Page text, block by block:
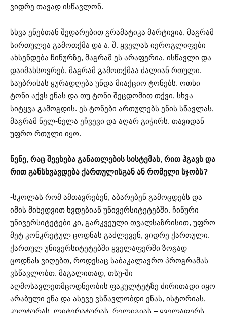
ვიდრე თავად ისწავლონ.
სხვა ენებთან შედარებით გრამატიკა მარტივია, მაგრამ
სირთულეა გამოთქმა და ა. შ. ყველას იეროგლიფები
ახსენდება ჩინურზე, მაგრამ ეს არაფერია, ისწავლი და
დაიმახსოვრებ, მაგრამ გამოთქმაა ძალიან რთული.
საუბრისას ყურადღება უნდა მიაქციო ტონებს. ოთხი
ტონი აქვს ენას და თუ ტონი შეცდომით თქვი, სხვა
სიტყვა გამოგდის. ეს ტონები ართულებს ენის სწავლას,
მაგრამ ნელ-ნელა ეჩვევი და აღარ გიჭირს. თავიდან
უფრო რთული იყო.
ნენე, რაც შეეხება განათლების სისტემას, რით ჰგავს და
რით განსხვავდება ქართულისგან ან რომელი სჯობს?
-სკოლას რომ ამთავრებენ, აბარებენ გამოცდებს და
იმის მიხედვით ხვდებიან უნივერსიტეტებში. ჩინური
უნივერსიტეტები კი, გარკვეული თვალსაზრისით, უფრო
მეტ კონკრეტულ ცოდნას გაძლევენ, ვიდრე ქართული.
ქართულ უნივერსიტეტებში ყველაფერში ზოგად
ცოდნას ვიღებთ, როდესაც საბაკალავრო პროგრამას
ვსწავლობთ. მაგალითად, თსუ-ში
აღმოსავლეთმცოდნეობის ფაკულტეტზე ძირითადი იყო
არაბული ენა და ასევე ვსწავლობდი ენას, ისტორიას,